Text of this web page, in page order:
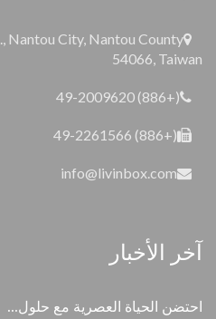
Nantou City, Nantou County
54066, Taiwan
(+886) 49-2009620
(+886) 49-2261566
info@livinbox.com
آخر الأخبار
احتضن الحياة العصرية مع حلول...